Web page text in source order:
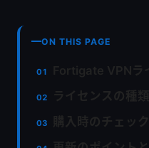
ON THIS PAGE